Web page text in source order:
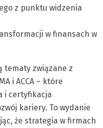
z punktu widzenia
w finansach w
tematy związane z
i ACCA – które
i certyfikacja
kariery. To wydanie
że strategia w firmach